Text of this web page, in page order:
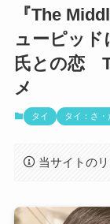
『The
ューピッド
氏との恋
メ
タイ タイ：さ・
当サイトの